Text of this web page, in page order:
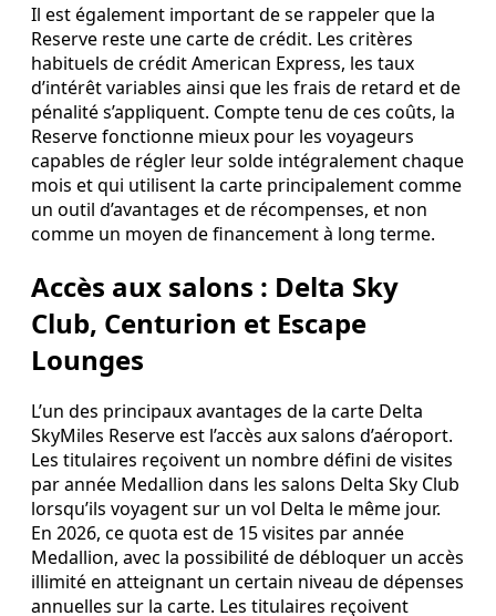
Il est également important de se rappeler que la
Reserve reste une carte de crédit. Les critères
habituels de crédit American Express, les taux
d’intérêt variables ainsi que les frais de retard et de
pénalité s’appliquent. Compte tenu de ces coûts, la
Reserve fonctionne mieux pour les voyageurs
capables de régler leur solde intégralement chaque
mois et qui utilisent la carte principalement comme
un outil d’avantages et de récompenses, et non
comme un moyen de financement à long terme.
Accès aux salons : Delta Sky
Club, Centurion et Escape
Lounges
L’un des principaux avantages de la carte Delta
SkyMiles Reserve est l’accès aux salons d’aéroport.
Les titulaires reçoivent un nombre défini de visites
par année Medallion dans les salons Delta Sky Club
lorsqu’ils voyagent sur un vol Delta le même jour.
En 2026, ce quota est de 15 visites par année
Medallion, avec la possibilité de débloquer un accès
illimité en atteignant un certain niveau de dépenses
annuelles sur la carte. Les titulaires reçoivent